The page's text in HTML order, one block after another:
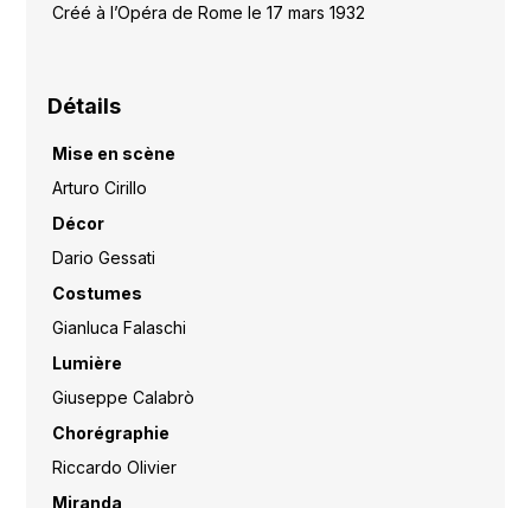
Créé à l’Opéra de Rome le 17 mars 1932
Détails
Mise en scène
Arturo Cirillo
Décor
Dario Gessati
Costumes
Gianluca Falaschi
Lumière
Giuseppe Calabrò
Chorégraphie
Riccardo Olivier
Miranda